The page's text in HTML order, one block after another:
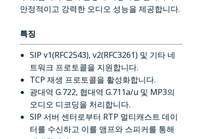
안정적이고 강력한 오디오 성능을 제공합니다.
특징
SIP v1(RFC2543), v2(RFC3261) 및 기타 네
트워크 프로토콜을 지원합니다.
TCP 재생 프로토콜을 활성화합니다.
광대역 G.722, 협대역 G.711a/u 및 MP3의
오디오 디코딩을 처리합니다.
SIP 서버 센터로부터 RTP 멀티캐스트 데이
터를 수신하고 이를 앰프와 스피커를 통해